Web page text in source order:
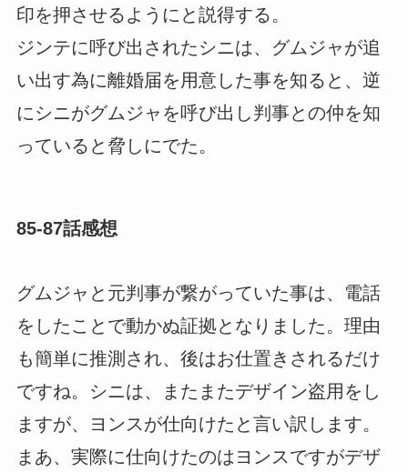
印を押させるようにと説得する。
ジンテに呼び出されたシニは、グムジャが追
い出す為に離婚届を用意した事を知ると、逆
にシニがグムジャを呼び出し判事との仲を知
っていると脅しにでた。
85-87話感想
グムジャと元判事が繋がっていた事は、電話
をしたことで動かぬ証拠となりました。理由
も簡単に推測され、後はお仕置きされるだけ
ですね。シニは、またまたデザイン盗用をし
ますが、ヨンスが仕向けたと言い訳します。
まあ、実際に仕向けたのはヨンスですがデザ